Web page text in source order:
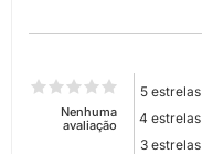
Nenhuma
avaliação
5 estrelas
4 estrelas
3 estrelas